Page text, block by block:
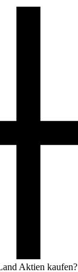
Aktien kaufen?